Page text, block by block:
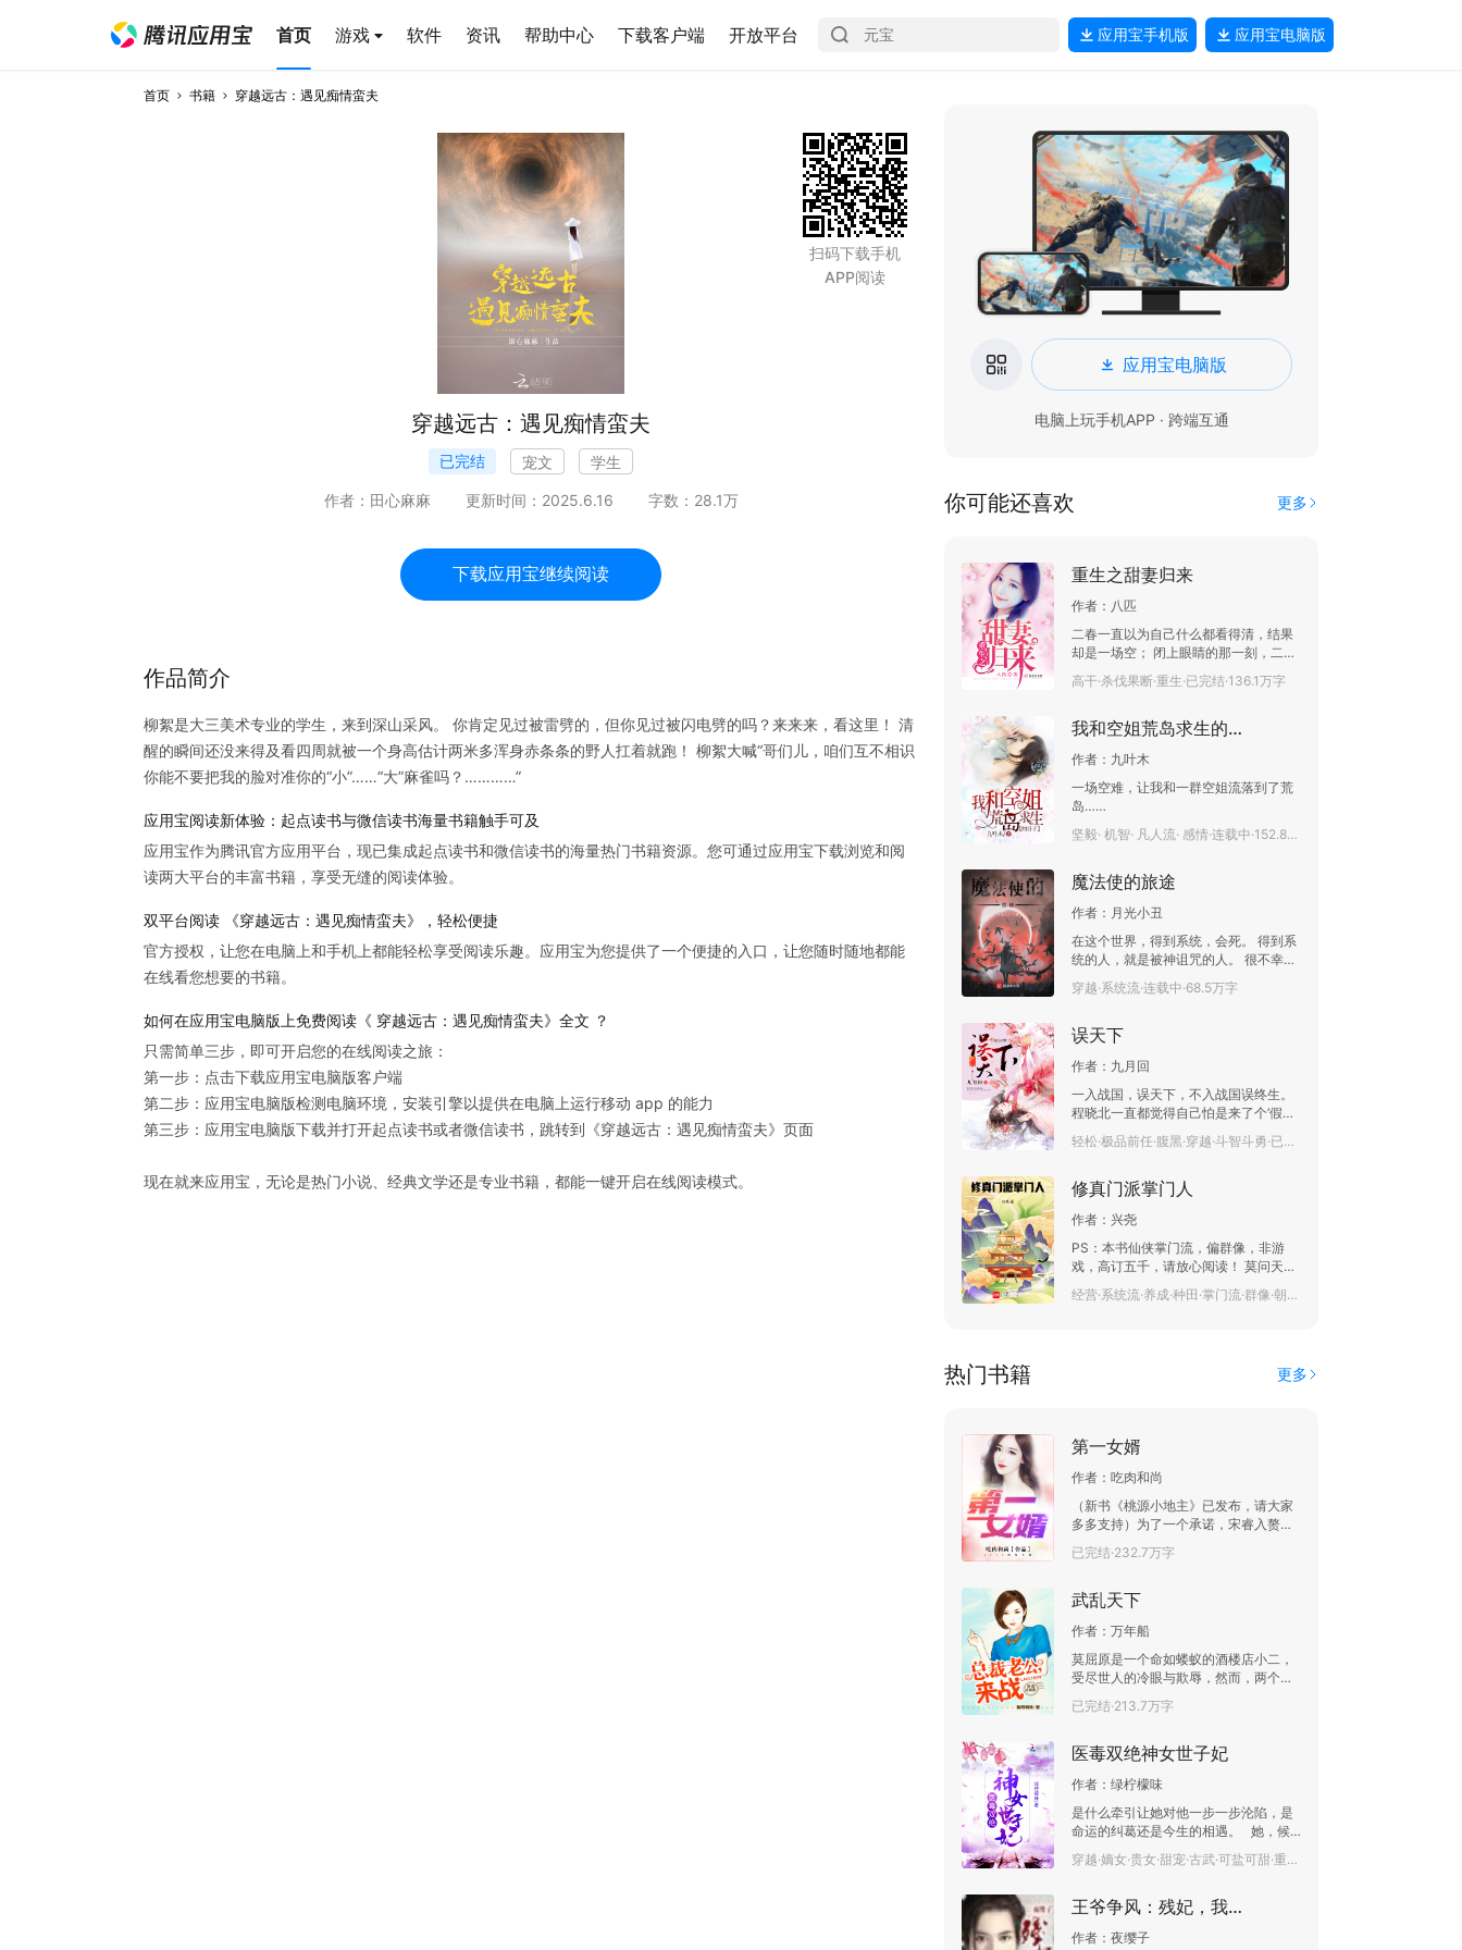
首页 游戏 软件 资讯 帮助中心 下载客户端 开放平台 应用宝手机版 应用宝电脑版
首页 书籍 穿越远古：遇见痴情蛮夫
穿越远古：遇见痴情蛮夫
已完结 宠文 学生
作者： 田心麻麻 更新时间： 2025.6.16 字数： 28.1万
下载应用宝继续阅读
扫码下载手机
APP阅读
作品简介
柳絮是大三美术专业的学生，来到深山采风。 你肯定见过被雷劈的，但你见过被闪电劈的吗？来来来，看这里！ 清
醒的瞬间还没来得及看四周就被一个身高估计两米多浑身赤条条的野人扛着就跑！ 柳絮大喊“哥们儿，咱们互不相识
你能不要把我的脸对准你的“小”……“大”麻雀吗？…………”
应用宝阅读新体验：起点读书与微信读书海量书籍触手可及
应用宝作为腾讯官方应用平台，现已集成起点读书和微信读书的海量热门书籍资源。您可通过应用宝下载浏览和阅
读两大平台的丰富书籍，享受无缝的阅读体验。
双平台阅读 《穿越远古：遇见痴情蛮夫》，轻松便捷
官方授权，让您在电脑上和手机上都能轻松享受阅读乐趣。应用宝为您提供了一个便捷的入口，让您随时随地都能
在线看您想要的书籍。
如何在应用宝电脑版上免费阅读《 穿越远古：遇见痴情蛮夫》全文 ？
只需简单三步，即可开启您的在线阅读之旅：
第一步：点击下载应用宝电脑版客户端
第二步：应用宝电脑版检测电脑环境，安装引擎以提供在电脑上运行移动 app 的能力
第三步：应用宝电脑版下载并打开起点读书或者微信读书，跳转到《穿越远古：遇见痴情蛮夫》页面
现在就来应用宝，无论是热门小说、经典文学还是专业书籍，都能一键开启在线阅读模式。
应用宝电脑版
电脑上玩手机APP · 跨端互通
你可能还喜欢 更多
重生之甜妻归来
作者： 八匹
二春一直以为自己什么都看得清，结果
却是一场空； 闭上眼睛的那一刻，二春
告诉自己，如果有来世，她想说：老板
好，离我远点更好。 可谁能想到上辈子
【131036748】 八八新书《重生之贵女
高干·杀伐果断·重生·已完结·136.1万字
我和空姐荒岛求生的日子
作者： 九叶木
一场空难，让我和一群空姐流落到了荒
岛……
坚毅· 机智· 凡人流· 感情·连载中·152.8万字
魔法使的旅途
作者： 月光小丑
在这个世界，得到系统，会死。 得到系
统的人，就是被神诅咒的人。 很不幸的
是，我一出生就被诅咒了。 作为一个被
诅咒者，我想活下去，正大光明的，活
故事。 他的旅途，他的见闻，他的使
————————————————————
粉丝群:92754443
穿越·系统流·连载中·68.5万字
误天下
作者： 九月回
一入战国，误天下，不入战国误终生。
程晓北一直都觉得自己怕是来了个‘假穿
越’！ 没有绝世美颜、没有显贵身世、甚
至都没有自由身。 但既然来到了这热血
红颜祸水，那就当‘乱世贼子’得了。
轻松·极品前任·腹黑·穿越·斗智斗勇·已完结·9.8万字
修真门派掌门人
作者： 兴尧
PS：本书仙侠掌门流，偏群像，非游
戏，高订五千，请放心阅读！ 莫问天附
带游戏功能穿越到修真世界，成为无极
门掌门。 无极门，一个频临灭亡的炼气
经营·系统流·养成·种田·掌门流·群像·朝堂江湖·宗门·连载中·370.9万字
热门书籍 更多
第一女婿
作者： 吃肉和尚
（新书《桃源小地主》已发布，请大家
多多支持）为了一个承诺，宋睿入赘苏
家做了上门为婿。结果却被苏家人视为
吃软饭的窝囊废，受尽嘲讽与唾弃，就
难，连床都不让上。殊不知他乃是夜色
出锋芒的那一刻，整个世界都将为之颤
栗！
已完结·232.7万字
武乱天下
作者： 万年船
莫屈原是一个命如蝼蚁的酒楼店小二，
受尽世人的冷眼与欺辱，然而，两个武
林高人的打赌和一只透明的蜘蛛却改变
了他一生的命运！
已完结·213.7万字
医毒双绝神女世子妃
作者： 绿柠檬味
是什么牵引让她对他一步一步沦陷，是
命运的纠葛还是今生的相遇。 她，候
府嫡女，本该一生尊荣，却背负着命运
的使命。 他，看似公主之子，却一生
他，不是这辈子的相遇，而是命运的牵
真缺个世子妃，婉婉你可愿意？ 原来两
穿越·嫡女·贵女·甜宠·古武·可盐可甜·重生·爽文·已完结·108.6万字
王爷争风：残妃，我错了
作者： 夜缨子